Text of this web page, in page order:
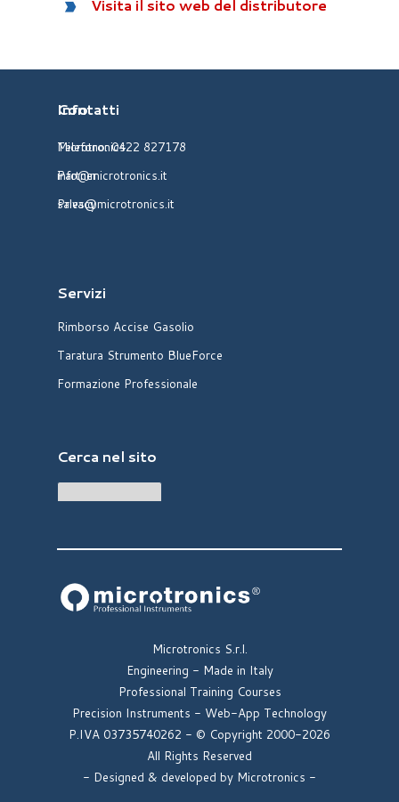
Visita il sito web del distributore
Microtronics S.r.l.
Engineering - Made in Italy
Professional Training Courses
Precision Instruments - Web-App Technology
P.IVA 03735740262 - © Copyright 2000-2026
All Rights Reserved
- Designed & developed by Microtronics -
Info
Servizi
Contatti
Telefono:0422 827178
info@microtronics.it
sales@microtronics.it
Cerca nel sito
Rimborso Accise Gasolio
Taratura Strumento BlueForce
Formazione Professionale
Microtronics
Partner
Privacy